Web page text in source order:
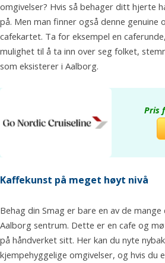
omgivelser? Hvis så behager ditt hjerte
på. Men man finner også denne genuine
cafekartet. Ta for eksempel en
mulighet til å ta inn over seg folket,
som eksisterer i Aalborg.
Pris
Kaffekunst på meget høyt nivå
Behag din Smag er bare en av de
Aalborg sentrum. Dette er en cafe og
på håndverket sitt. Her kan du nyte
kjempehyggelige omgivelser, og hvis du